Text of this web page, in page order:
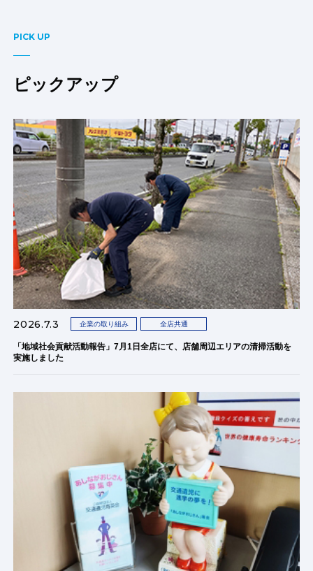
PICK UP
ピックアップ
2026.7.3 企業の取り組み 全店共通
「地域社会貢献活動報告」7月1日全店にて、店舗周辺エリアの清掃活動を
実施しました